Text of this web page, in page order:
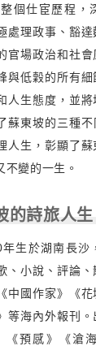
個仕宦歷程，
處理政事、豁達
官場政治和社
與低穀的所有
人生態度，並
蘇東坡的三種
人生，彰顯了
變的一生。
的詩旅人
生於湖南長沙
、小說、評論
中國作家》《
等海內外報刊
《預感》《滄